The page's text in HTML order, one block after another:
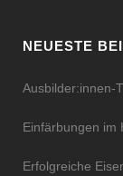
NEUESTE
Ausbilder:innen-
Einfärbungen im
Erfolgreiche